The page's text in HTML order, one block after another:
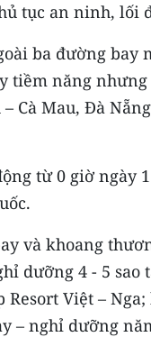
tục an ninh, lối
ba đường
tiềm năng
– Cà Mau, Đà
từ 0 giờ ngày
và khoang
dưỡng 4 - 5
Việt –
– nghỉ dưỡng